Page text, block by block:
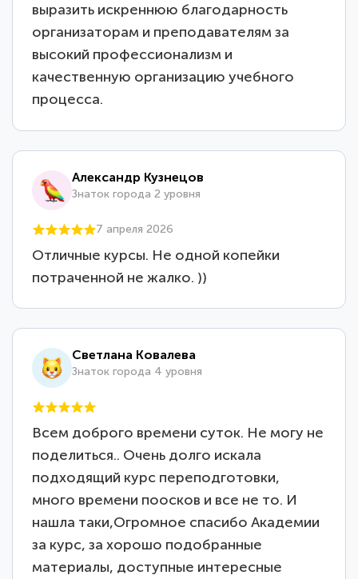
выразить искреннюю благодарность
организаторам и преподавателям за
высокий профессионализм и
качественную организацию учебного
процесса.
Александр Кузнецов
Знаток города 2 уровня
7 апреля 2026
Отличные курсы. Не одной копейки
потраченной не жалко. ))
Светлана Ковалева
Знаток города 4 уровня
Всем доброго времени суток. Не могу не
поделиться.. Очень долго искала
подходящий курс переподготовки,
много времени поосков и все не то. И
нашла таки,Огромное спасибо Академии
за курс, за хорошо подобранные
материалы, доступные интересные